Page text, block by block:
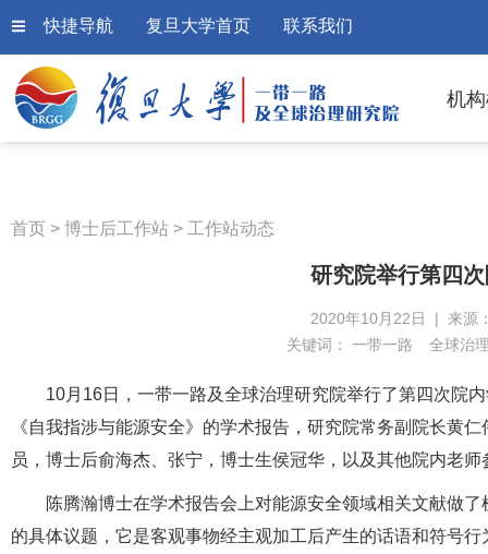
快捷导航 复旦大学首页 联系我们
机
首页 > 博士后工作站 > 工作站动态
研究院举行第四
2020年10月22日 | 来源
关键词： 一带一路 全球治
10月 16日，一带一路及全球治理研究院举行了第四次院
《自我指涉与能源安全》的学术报告，研究院常务副院长黄
员，博士后俞海杰、张宁，博士生侯冠华，以及其他院内老
陈腾瀚博士在学术报告会上对能源安全领域相关文献做
的具体议题，它是客观事物经主观加工后产生的话语和符号